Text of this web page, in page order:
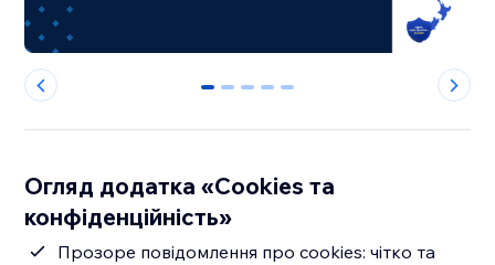
0 1 2 3 4
Огляд додатка «Cookies та
конфіденційність»
Прозоре повідомлення про cookies: чітко та